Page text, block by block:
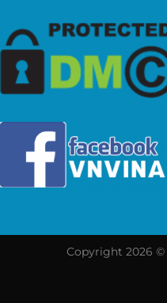
Copyright 2026 ©